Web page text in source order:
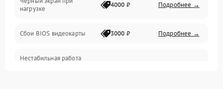
Электропитание
ПО
Электронные компоненты
нагрузке
4000 ₽ Подробнее →
Сбои BIOS видеокарты 3000 ₽ Подробнее →
Нестабильная работа